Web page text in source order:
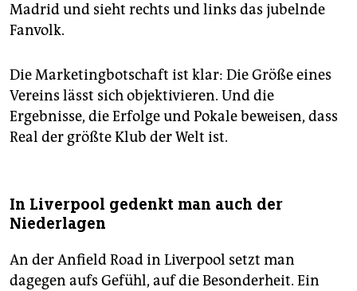
Madrid und sieht rechts und links das jubelnde
Fanvolk.
Die Marketingbotschaft ist klar: Die Größe eines
Vereins lässt sich objektivieren. Und die
Ergebnisse, die Erfolge und Pokale beweisen, dass
Real der größte Klub der Welt ist.
In Liverpool gedenkt man auch der
Niederlagen
An der Anfield Road in Liverpool setzt man
dagegen aufs Gefühl, auf die Besonderheit. Ein